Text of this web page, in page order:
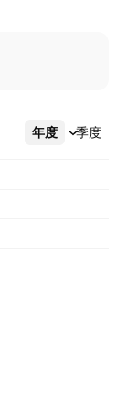
年度 季度
更多